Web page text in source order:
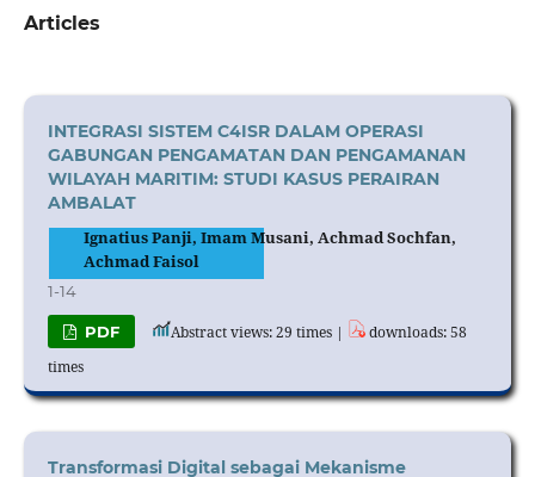
Articles
INTEGRASI SISTEM C4ISR DALAM OPERASI
GABUNGAN PENGAMATAN DAN PENGAMANAN
WILAYAH MARITIM: STUDI KASUS PERAIRAN
AMBALAT
Ignatius Panji, Imam Musani, Achmad Sochfan,
Achmad Faisol
1-14
PDF Abstract views: 29 times |
downloads: 58
times
Transformasi Digital sebagai Mekanisme